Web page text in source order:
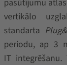
pasūtījumu
vertikālo
standarta
periodu, ap 3
IT